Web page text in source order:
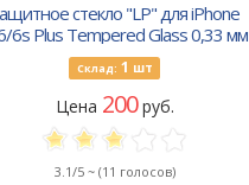
стекло "LP" для iPhone
6s Plus Tempered Glass 0,33 мм
9H (ударопрочное)
Склад: 1 шт
Цена 200руб.
3.1/5 ~ (11 голосов)